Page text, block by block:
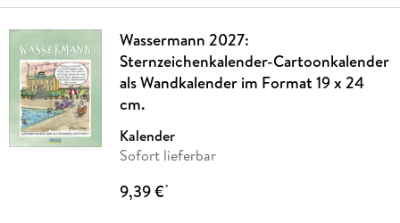
Wassermann 2027:
Sternzeichenkalender-Cartoonkalender
als Wandkalender im Format 19 x 24
cm.
Kalender
Sofort lieferbar
9,39 €*